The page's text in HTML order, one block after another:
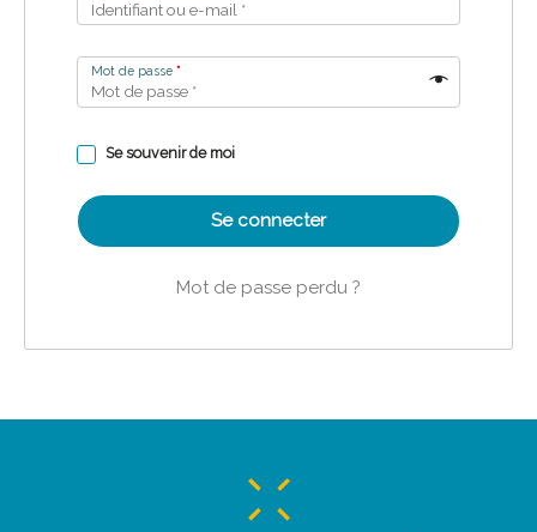
Mot de passe *
Se souvenir de moi
Se connecter
Mot de passe perdu ?